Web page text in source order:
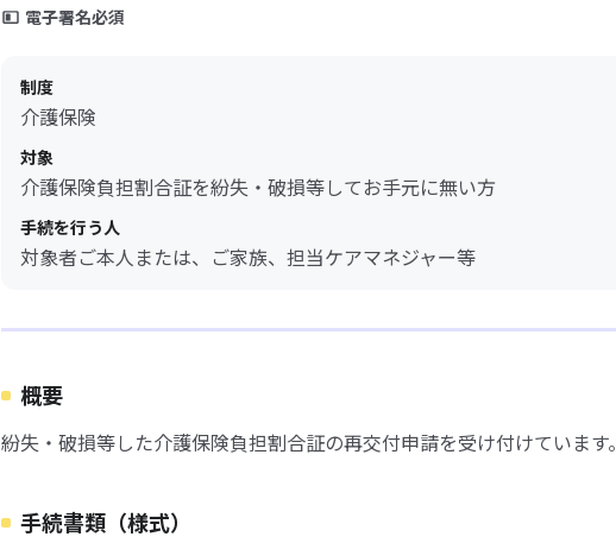
電子署名必須
制度
介護保険
対象
介護保険負担割合証を紛失・破損等してお手元に無い方
手続を行う人
対象者ご本人または、ご家族、担当ケアマネジャー等
概要
紛失・破損等した介護保険負担割合証の再交付申請を受け付けています。
手続書類（様式）